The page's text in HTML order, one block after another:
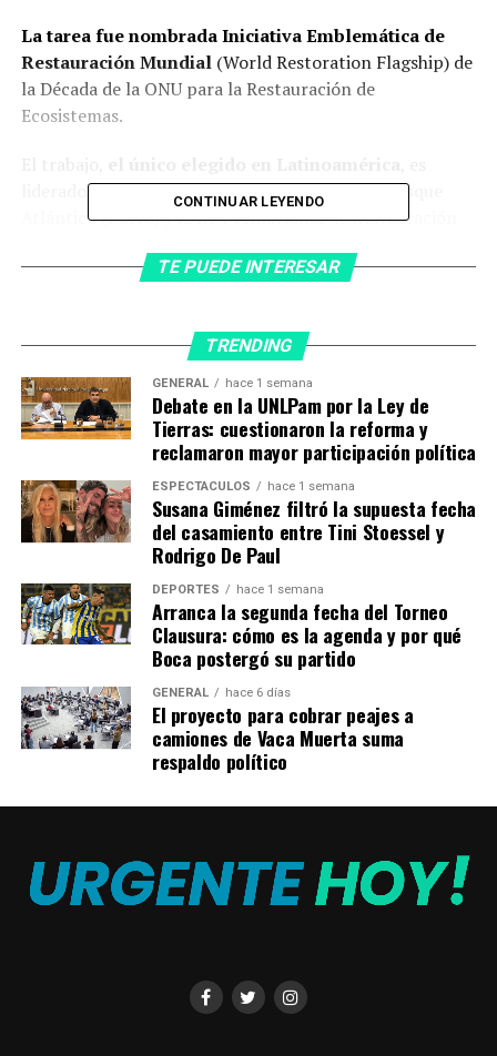
La tarea fue nombrada Iniciativa Emblemática de
Restauración Mundial (World Restoration Flagship) de
la Década de la ONU para la Restauración de
Ecosistemas.
liderado por el Pacto por la Restauración del Bosque
Atlántico (Pacto) y la Red Trinacional de Restauración
de la costa oriental de Brasil y penetra tierra adentro
hacia la Argentina -Selva Paranaense o Misionera-, y
Paraguay.
«La restauración es un
sistema inclusivo que
funciona de manera diversa
y de largo plazo,
involucrando a varias
instituciones. Restaurar es
mucho más que plantar
árboles, es asumir un
compromiso con la calidad
de vida de miles de
que alberga el Bosque
CONTINUAR LEYENDO
TE PUEDE INTERESAR
TRENDING
GENERAL hace 1 semana
Debate en la UNLPam por la Ley de
Tierras: cuestionaron la reforma y
reclamaron mayor participación política
ESPECTÁCULOS hace 1 semana
Susana Giménez filtró la supuesta fecha
del casamiento entre Tini Stoessel y
Rodrigo De Paul
DEPORTES hace 1 semana
Arranca la segunda fecha del Torneo
Clausura: cómo es la agenda y por qué
Boca postergó su partido
GENERAL hace 6 días
El proyecto para cobrar peajes a
camiones de Vaca Muerta suma
respaldo político